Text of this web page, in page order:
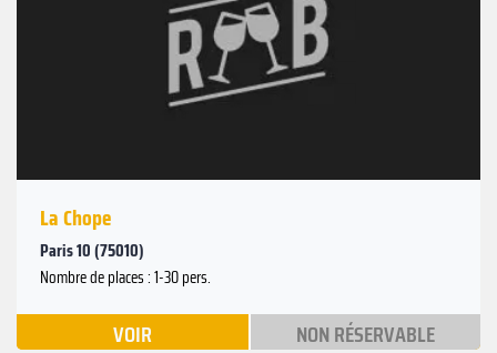
La Chope
Paris 10 (75010)
Nombre de places : 1-30 pers.
VOIR NON RÉSERVABLE